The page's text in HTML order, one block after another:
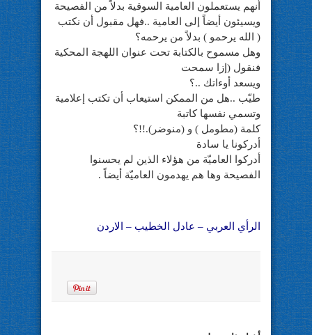
أنهم يستعملون العامية السوقية بدلاً من الفصيحة
ويسيئون أيضاً إلى العامية ..فهل مقبول أن نكتب
( الله يرحمو ) بدلاً من يرحمه؟
وهل مسموح بالكتابة تحت عنوان اللهجة المحكية
فنقول (إزا سمحت
ويسعد أوءاتك ..؟
طيّب ..هل من الممكن استيعاب أن تكتب إعلامية
وتسمي نفسها كاتبة
كلمة (مطومل ) و (منوضر).!!؟
أدركونا يا سادة
أدركوا العاميّة من هؤلاء الذين لم يحسنوا
الفصيحة وها هم يهدمون العاميّة أيضاً .
الرأي العربي – عادل الخطيب – الاردن